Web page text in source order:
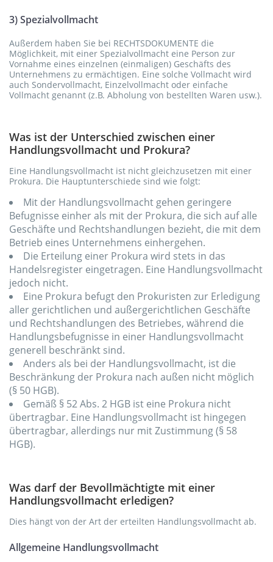
3) Spezialvollmacht
Außerdem haben Sie bei RECHTSDOKUMENTE die
Möglichkeit, mit einer Spezialvollmacht eine Person zur
Vornahme eines einzelnen (einmaligen) Geschäfts des
Unternehmens zu ermächtigen. Eine solche Vollmacht wird
auch Sondervollmacht, Einzelvollmacht oder einfache
Vollmacht genannt (z.B. Abholung von bestellten Waren usw.).
Was ist der Unterschied zwischen einer
Handlungsvollmacht und Prokura?
Eine Handlungsvollmacht ist nicht gleichzusetzen mit einer
Prokura. Die Hauptunterschiede sind wie folgt:
Mit der Handlungsvollmacht gehen geringere
Befugnisse einher als mit der Prokura, die sich auf alle
Geschäfte und Rechtshandlungen bezieht, die mit dem
Betrieb eines Unternehmens einhergehen.
Die Erteilung einer Prokura wird stets in das
Handelsregister eingetragen. Eine Handlungsvollmacht
jedoch nicht.
Eine Prokura befugt den Prokuristen zur Erledigung
aller gerichtlichen und außergerichtlichen Geschäfte
und Rechtshandlungen des Betriebes, während die
Handlungsbefugnisse in einer Handlungsvollmacht
generell beschränkt sind.
Anders als bei der Handlungsvollmacht, ist die
Beschränkung der Prokura nach außen nicht möglich
(§ 50 HGB).
Gemäß § 52 Abs. 2 HGB ist eine Prokura nicht
übertragbar. Eine Handlungsvollmacht ist hingegen
übertragbar, allerdings nur mit Zustimmung (§ 58
HGB).
Was darf der Bevollmächtigte mit einer
Handlungsvollmacht erledigen?
Dies hängt von der Art der erteilten Handlungsvollmacht ab.
Allgemeine Handlungsvollmacht